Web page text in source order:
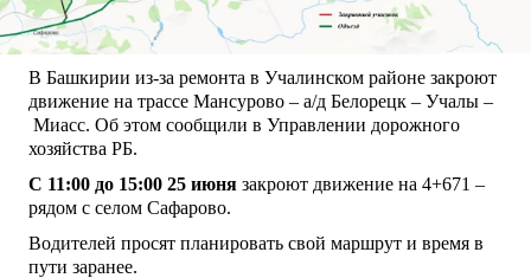
В Башкирии из-за ремонта в Учалинском районе закроют
движение на трассе Мансурово – а/д Белорецк – Учалы –
Миасс. Об этом сообщили в Управлении дорожного
хозяйства РБ.
С 11:00 до 15:00 25 июня закроют движение на 4+671 –
рядом с селом Сафарово.
Водителей просят планировать свой маршрут и время в
пути заранее.